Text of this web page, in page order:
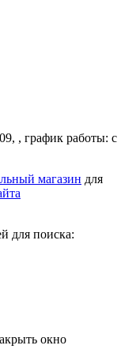
, график работы: с
магазин для
для поиска:
окно